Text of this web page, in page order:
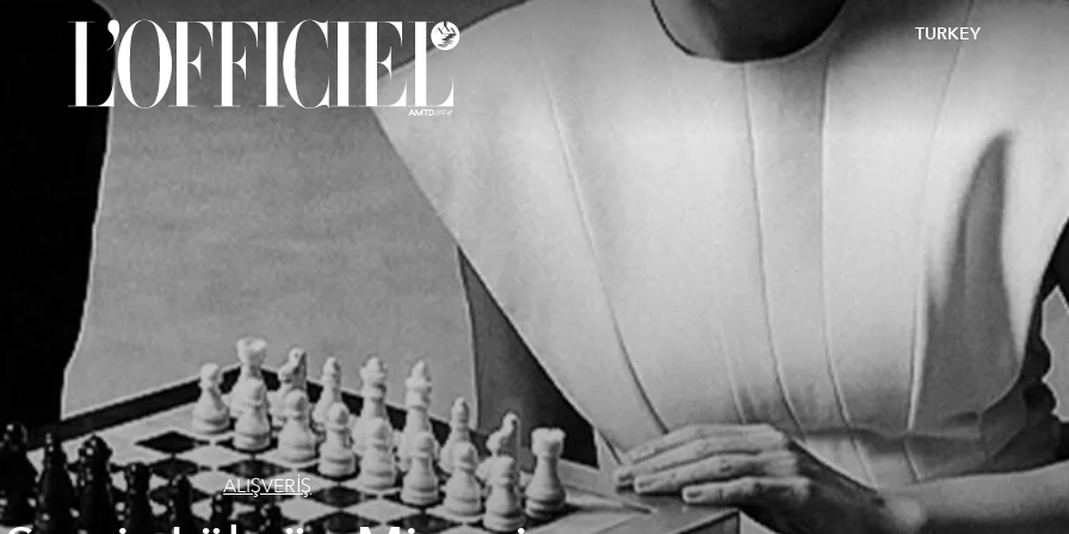
TURKEY
ALIŞVERİŞ